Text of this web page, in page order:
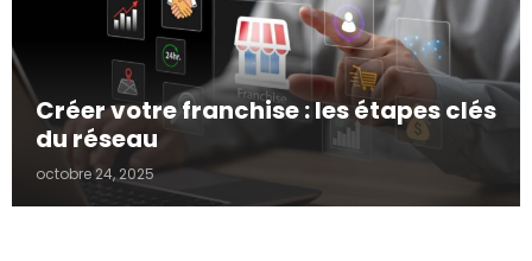
Créer votre franchise : les étapes clés
du réseau
octobre 24, 2025